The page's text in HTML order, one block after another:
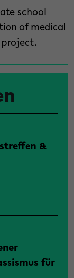
school
of medical
project.
&
für